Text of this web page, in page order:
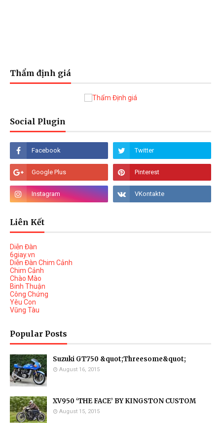
Thẩm định giá
Social Plugin
Liên Kết
Diễn Đàn
6giay.vn
Diễn Đàn Chim Cảnh
Chim Cảnh
Chào Mào
Binh Thuận
Công Chứng
Yêu Con
Vũng Tàu
Popular Posts
Suzuki GT750 &quot;Threesome&quot;
August 16, 2015
XV950 ‘THE FACE’ BY KINGSTON CUSTOM
August 15, 2015